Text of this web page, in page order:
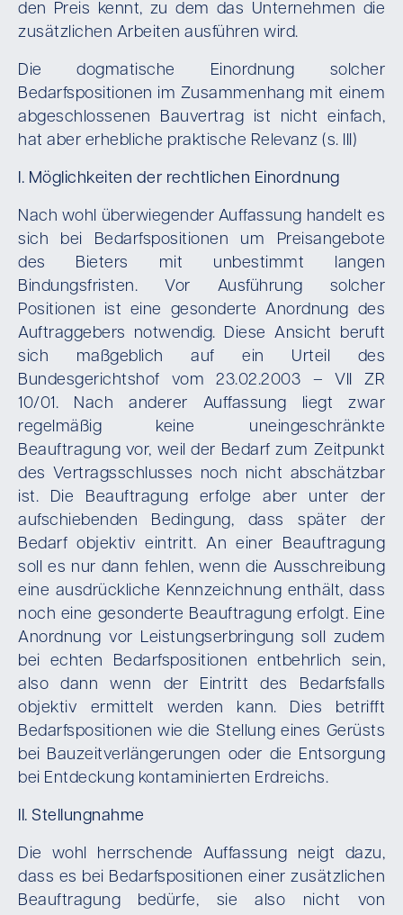
den Preis kennt, zu dem das Unternehmen die
zusätzlichen Arbeiten ausführen wird.
Die dogmatische Einordnung solcher
Bedarfspositionen im Zusammenhang mit einem
abgeschlossenen Bauvertrag ist nicht einfach,
hat aber erhebliche praktische Relevanz (s. III)
I. Möglichkeiten der rechtlichen Einordnung
Nach wohl überwiegender Auffassung handelt es
sich bei Bedarfspositionen um Preisangebote
des Bieters mit unbestimmt langen
Bindungsfristen. Vor Ausführung solcher
Positionen ist eine gesonderte Anordnung des
Auftraggebers notwendig. Diese Ansicht beruft
sich maßgeblich auf ein Urteil des
Bundesgerichtshof vom 23.02.2003 – VII ZR
10/01. Nach anderer Auffassung liegt zwar
regelmäßig keine uneingeschränkte
Beauftragung vor, weil der Bedarf zum Zeitpunkt
des Vertragsschlusses noch nicht abschätzbar
ist. Die Beauftragung erfolge aber unter der
aufschiebenden Bedingung, dass später der
Bedarf objektiv eintritt. An einer Beauftragung
soll es nur dann fehlen, wenn die Ausschreibung
eine ausdrückliche Kennzeichnung enthält, dass
noch eine gesonderte Beauftragung erfolgt. Eine
Anordnung vor Leistungserbringung soll zudem
bei echten Bedarfspositionen entbehrlich sein,
also dann wenn der Eintritt des Bedarfsfalls
objektiv ermittelt werden kann. Dies betrifft
Bedarfspositionen wie die Stellung eines Gerüsts
bei Bauzeitverlängerungen oder die Entsorgung
bei Entdeckung kontaminierten Erdreichs.
II. Stellungnahme
Die wohl herrschende Auffassung neigt dazu,
dass es bei Bedarfspositionen einer zusätzlichen
Beauftragung bedürfe, sie also nicht von